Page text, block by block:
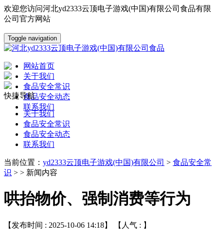
欢迎您访问河北yd2333云顶电子游戏(中国)有限公司食品有限
公司官方网站
Toggle navigation
网站首页
关于我们
食品安全常识
食品安全动态
联系我们
快捷导航
关于我们
食品安全常识
食品安全动态
联系我们
当前位置： yd2333云顶电子游戏(中国)有限公司 > 食品安全常
识 > > 新闻内容
哄抬物价、强制消费等行为
【发布时间 : 2025-10-06 14:18】 【人气 : 】